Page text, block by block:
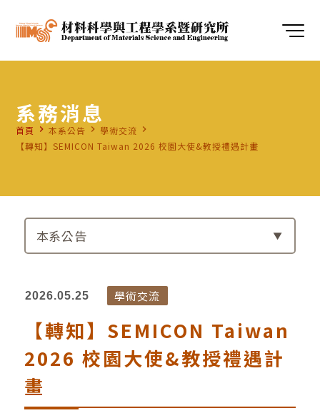
系務消息
首頁 navigate_next 本系公告 navigate_next 學術交流 navigate_next
【轉知】SEMICON Taiwan 2026 校園大使&教授禮遇計畫
本系公告
2026.05.25 學術交流
【轉知】SEMICON Taiwan
2026 校園大使&教授禮遇計
畫